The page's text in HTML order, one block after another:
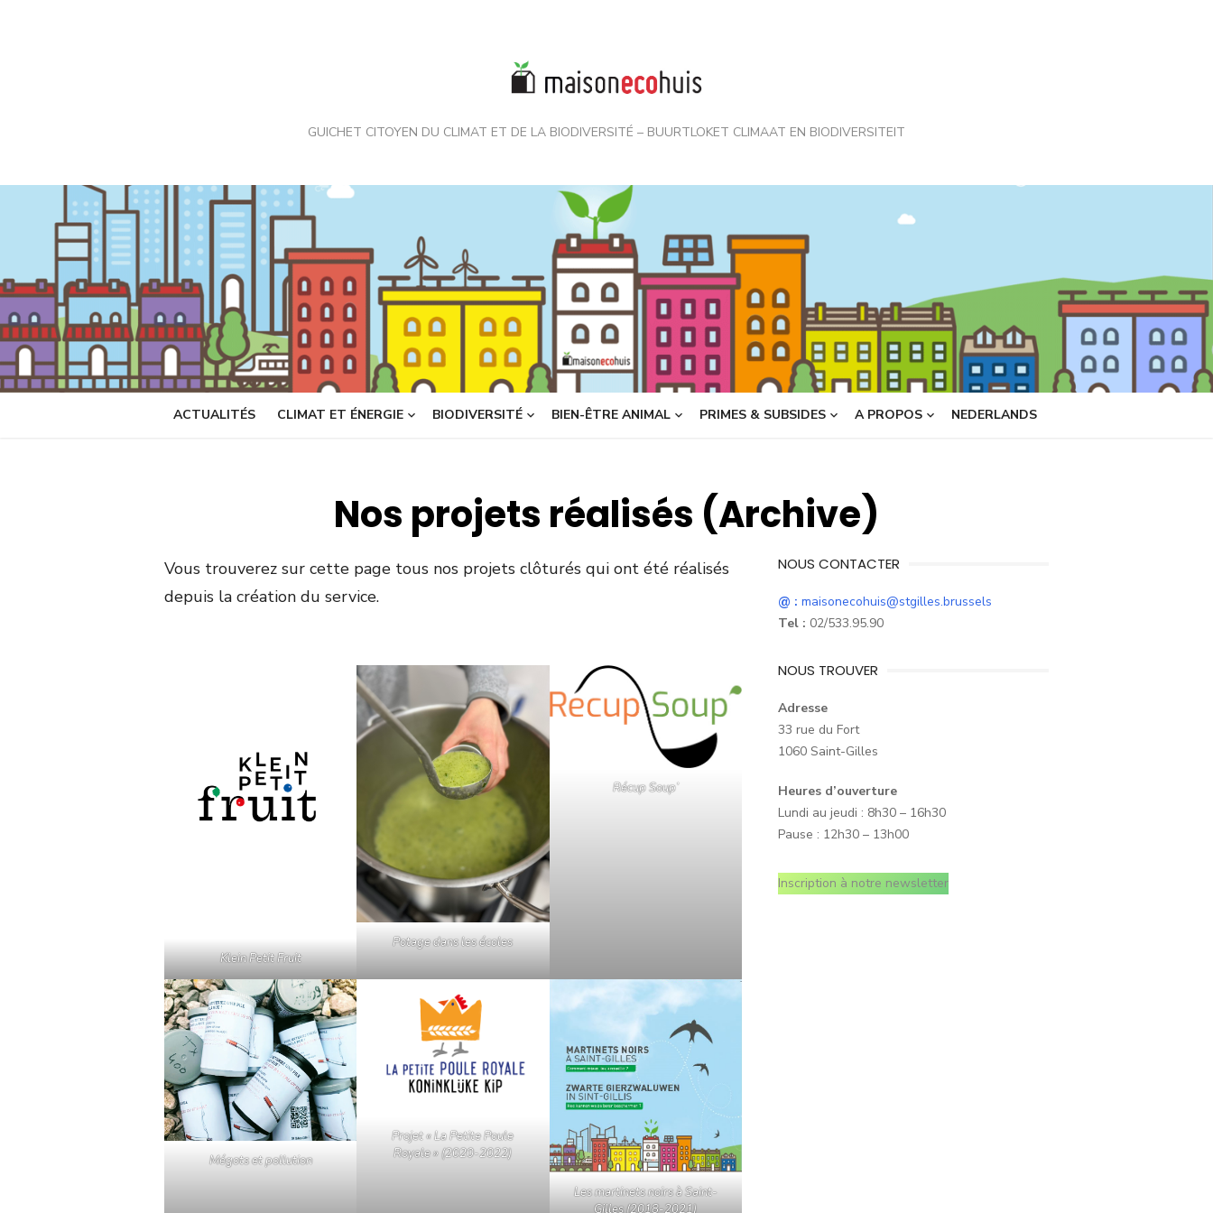
GUICHET CITOYEN DU CLIMAT ET DE LA BIODIVERSITÉ – BUURTLOKET CLIMAAT EN BIODIVERSITEIT
ACTUALITÉS CLIMAT ET ÉNERGIE BIODIVERSITÉ BIEN-ÊTRE ANIMAL PRIMES & SUBSIDES A PROPOS NEDERLANDS
Nos projets réalisés (Archive)
Vous trouverez sur cette page tous nos projets clôturés qui ont été réalisés
depuis la création du service.
Klein Petit Fruit
Potage dans les écoles
Récup Soup’
Mégots et pollution
Projet « La Petite Poule
Royale » (2020-2022)
Les martinets noirs à Saint-
Gilles (2018-2021)
NOUS CONTACTER
@ : maisonecohuis@stgilles.brussels
Tel : 02/533.95.90
NOUS TROUVER
Adresse
33 rue du Fort
1060 Saint-Gilles
Heures d’ouverture
Lundi au jeudi : 8h30 – 16h30
Pause : 12h30 – 13h00
Inscription à notre newsletter